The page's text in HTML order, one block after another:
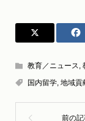
教育／ニュース
国内留学, 地域貢